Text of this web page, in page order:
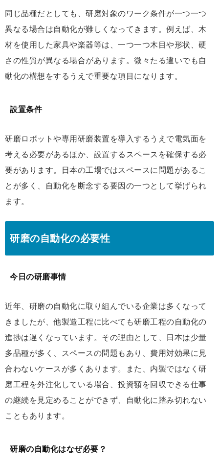
同じ品種だとしても、研磨対象のワーク条件が一つ一つ
異なる場合は自動化が難しくなってきます。例えば、木
材を使用した家具や楽器等は、一つ一つ木目や形状、硬
さの性質が異なる場合があります。微々たる違いでも自
動化の構想をするうえで重要な項目になります。
設置条件
研磨ロボットや専用研磨装置を導入するうえで電気面を
考える必要があるほか、設置するスペースを確保する必
要があります。日本の工場ではスペースに問題があるこ
とが多く、自動化を断念する要因の一つとして挙げられ
ます。
研磨の自動化の必要性
今日の研磨事情
近年、研磨の自動化に取り組んでいる企業は多くなって
きましたが、他製造工程に比べても研磨工程の自動化の
進捗は遅くなっています。その理由として、日本は少量
多品種が多く、スペースの問題もあり、費用対効果に見
合わないケースが多くあります。また、内製ではなく研
磨工程を外注化している場合、投資額を回収できる仕事
の継続を見定めることができず、自動化に踏み切れない
こともあります。
研磨の自動化はなぜ必要？